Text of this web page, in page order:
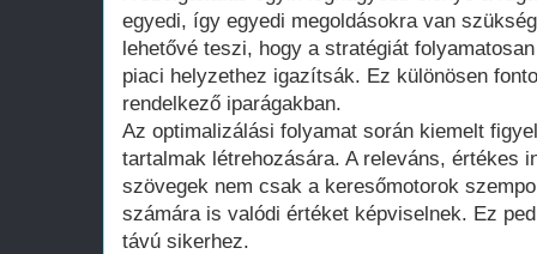
egyedi, így egyedi megoldásokra van
lehetővé teszi, hogy a stratégiát
piaci helyzethez igazítsák. Ez különösen
rendelkező iparágakban.
Az optimalizálási folyamat során kiemelt
tartalmak létrehozására. A releváns, értékes
szövegek nem csak a keresőmotorok
számára is valódi értéket képviselnek. Ez
távú sikerhez.